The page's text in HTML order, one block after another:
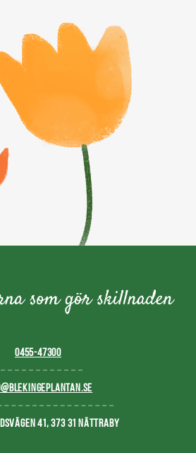
0455-47300
41, 373 31 NÄTTRABY